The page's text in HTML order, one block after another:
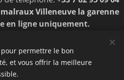
Villeneuve la garenne
en ligne uniquement.
Cookies
permettre le bon
et vous offrir la meilleure